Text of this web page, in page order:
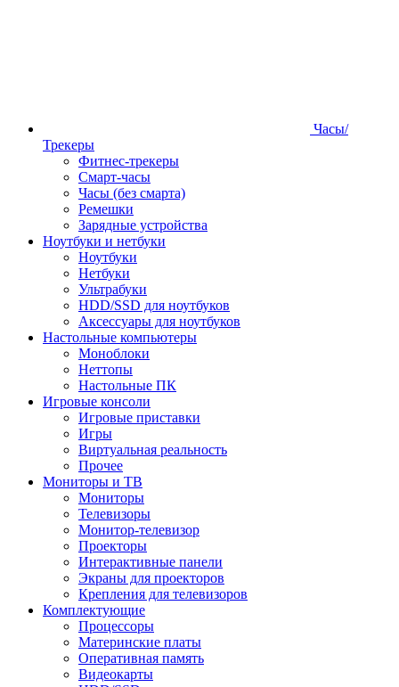
Часы/
Трекеры
Фитнес-трекеры
Смарт-часы
Часы (без смарта)
Ремешки
Зарядные устройства
Ноутбуки и нетбуки
Ноутбуки
Нетбуки
Ультрабуки
HDD/SSD для ноутбуков
Аксессуары для ноутбуков
Настольные компьютеры
Моноблоки
Неттопы
Настольные ПК
Игровые консоли
Игровые приставки
Игры
Виртуальная реальность
Прочее
Мониторы и ТВ
Мониторы
Телевизоры
Монитор-телевизор
Проекторы
Интерактивные панели
Экраны для проекторов
Крепления для телевизоров
Комплектующие
Процессоры
Материнские платы
Оперативная память
Видеокарты